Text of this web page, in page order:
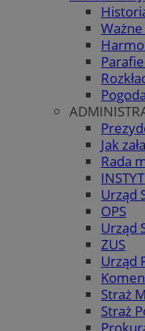
Jak
Rada
Urząd
OPS
Urząd
ZUS
Urząd
Straż
Straż